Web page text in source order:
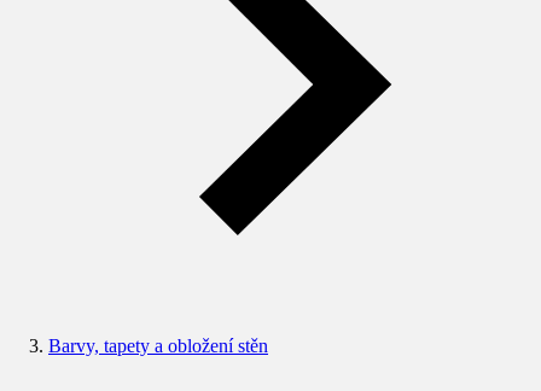
Barvy, tapety a obložení stěn